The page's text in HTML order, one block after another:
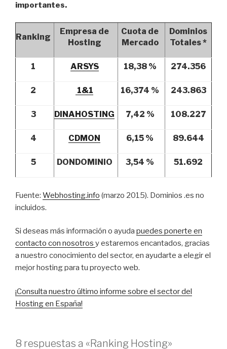
importantes.
Ranking
Empresa de
Hosting
Cuota de
Mercado
Dominios
Totales *
1 ARSYS 18,38 % 274.356
2 1&1 16,374 % 243.863
3 DINAHOSTING 7,42 % 108.227
4 CDMON 6,15 % 89.644
5 DONDOMINIO 3,54 % 51.692
Fuente: Webhosting.info (marzo 2015). Dominios .es no
incluidos.
Si deseas más información o ayuda puedes ponerte en
contacto con nosotros y estaremos encantados, gracias
a nuestro conocimiento del sector, en ayudarte a elegir el
mejor hosting para tu proyecto web.
¡Consulta nuestro último informe sobre el sector del
Hosting en España!
8 respuestas a «Ranking Hosting»